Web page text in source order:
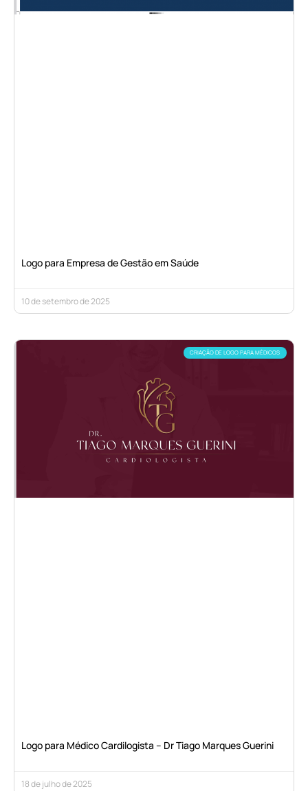
Logo para Empresa de Gestão em Saúde
10 de setembro de 2025
CRIAÇÃO DE LOGO PARA MÉDICOS
Logo para Médico Cardilogista – Dr Tiago Marques Guerini
18 de julho de 2025